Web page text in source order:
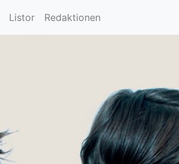
Listor Redaktionen